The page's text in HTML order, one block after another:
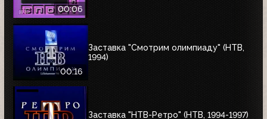
00:06
00:16
Заставка "Смотрим олимпиаду" (НТВ,
1994)
Заставка "НТВ-Ретро" (НТВ, 1994-1997)